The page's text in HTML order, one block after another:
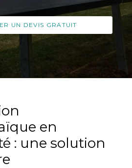
UN DEVIS GRATUIT
en
: une solution